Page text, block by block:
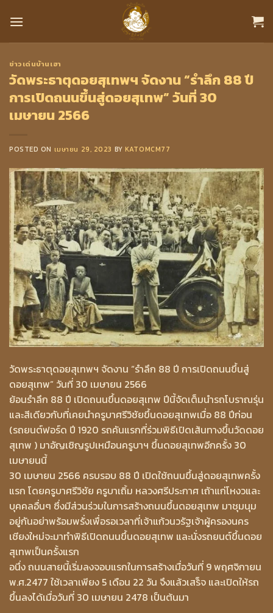
ข่าวเด่นบ้านเฮา
วัดพระธาตุดอยสุเทพฯ จัดงาน “รำลึก 88 ปี
การเปิดถนนขึ้นสู่ดอยสุเทพ” วันที่ 30
เมษายน 2566
POSTED ON เมษายน 29, 2023 BY KATOMCM77
วัดพระธาตุดอยสุเทพฯ จัดงาน “รำลึก 88 ปี การเปิดถนนขึ้นสู่
ดอยสุเทพ” วันที่ 30 เมษายน 2566
ย้อนรำลึก 88 ปี เปิดถนนขึ้นดอยสุเทพ ปีนี้จัดเต็มนำรถโบราณรุ่น
และสีเดียวกับที่เคยนำครูบาศรีวิชัยขึ้นดอยสุเทพเมื่อ 88 ปีก่อน
(รถยนต์ฟอร์ด ปี 1920 รถคันแรกที่ร่วมพิธีเปิดเส้นทางขึ้นวัดดอย
สุเทพ ) มาอัญเชิญรูปเหมือนครูบาฯ ขึ้นดอยสุเทพอีกครั้ง 30
เมษายนนี้
30 เมษายน 2566 ครบรอบ 88 ปี เปิดใช้ถนนขึ้นสู่ดอยสุเทพครั้ง
แรก โดยครูบาศรีวิชัย ครูบาเถิ้ม หลวงศรีประกาศ เถ้าแก่โหงวและ
บุคคลอื่นๆ ซึ่งมีส่วนร่วมในการสร้างถนนขึ้นดอยสุเทพ มาชุมนุม
อยู่กันอย่าพร้อมพรั่งเพื่อรอเวลาที่เจ้าแก้วนวรัฐเจ้าผู้ครองนคร
เชียงใหม่จะมาทำพิธีเปิดถนนขึ้นดอยสุเทพ และนั่งรถยนต์ขึ้นดอย
สุเทพเป็นครั้งแรก
อนึ่ง ถนนสายนี้เริ่มลงจอบแรกในการสร้างเมื่อวันที่ 9 พฤศจิกายน
พ.ศ.2477 ใช้เวลาเพียง 5 เดือน 22 วัน จึงแล้วเสร็จ และเปิดให้รถ
ขึ้นลงได้เมื่อวันที่ 30 เมษายน 2478 เป็นต้นมา